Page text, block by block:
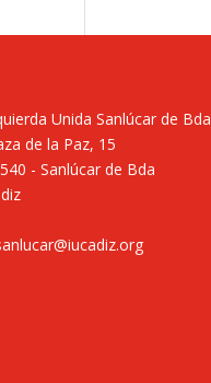
Unida Sanlúcar de Bda
de la Paz, 15
- Sanlúcar de Bda